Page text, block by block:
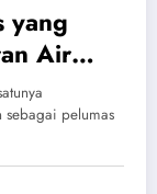
yang
Air
sebagai pelumas